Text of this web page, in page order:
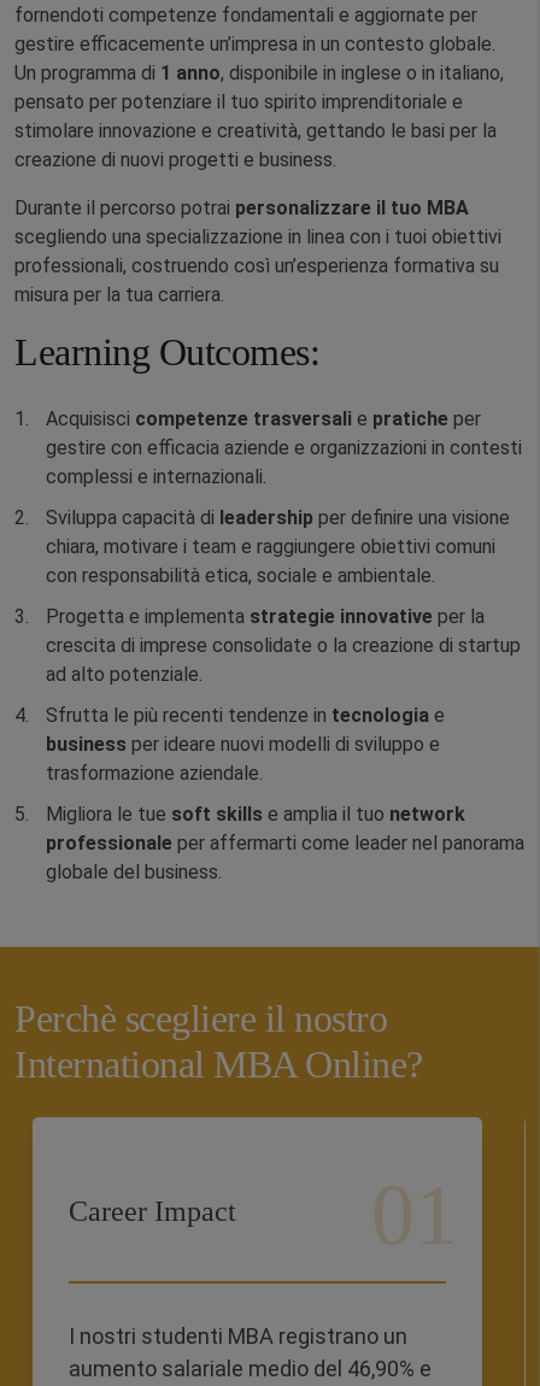
fornendoti competenze fondamentali e aggiornate per
gestire efficacemente un’impresa in un contesto globale.
Un programma di 1 anno, disponibile in inglese o in italiano,
pensato per potenziare il tuo spirito imprenditoriale e
stimolare innovazione e creatività, gettando le basi per la
creazione di nuovi progetti e business.
Durante il percorso potrai personalizzare il tuo MBA
scegliendo una specializzazione in linea con i tuoi obiettivi
professionali, costruendo così un’esperienza formativa su
misura per la tua carriera.
Learning Outcomes:
Acquisisci competenze trasversali e pratiche per
gestire con efficacia aziende e organizzazioni in contesti
complessi e internazionali.
Sviluppa capacità di leadership per definire una visione
chiara, motivare i team e raggiungere obiettivi comuni
con responsabilità etica, sociale e ambientale.
Progetta e implementa strategie innovative per la
crescita di imprese consolidate o la creazione di startup
ad alto potenziale.
Sfrutta le più recenti tendenze in tecnologia e
business per ideare nuovi modelli di sviluppo e
trasformazione aziendale.
Migliora le tue soft skills e amplia il tuo network
professionale per affermarti come leader nel panorama
globale del business.
Perchè scegliere il nostro
International MBA Online?
Career Impact
I nostri studenti MBA registrano un
aumento salariale medio del 46,90% e